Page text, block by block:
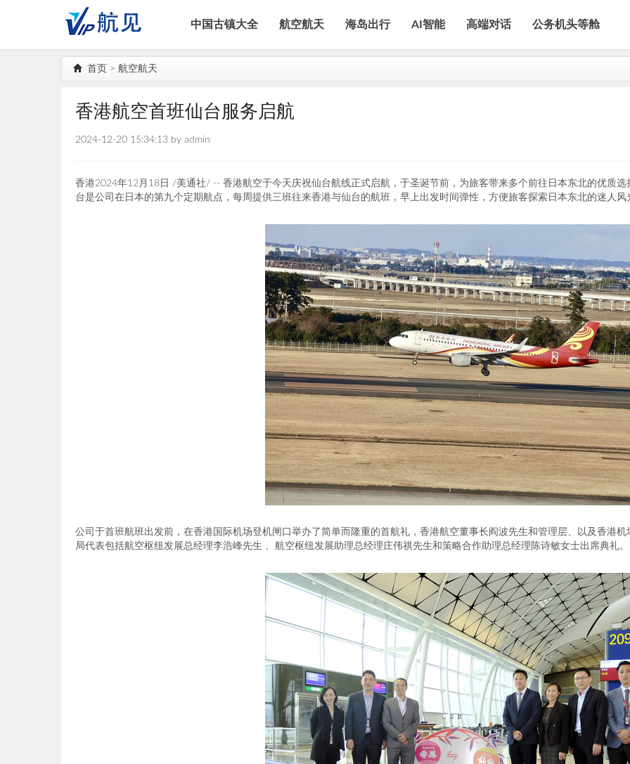
中国古镇大全 航空航天 海岛出行 AI智能 高端对话 公务机头等舱
首页 > 航空航天
香港航空首班仙台服务启航
2024-12-20 15:34:13 by admin
香港2024年12月18日 /美通社/ -- 香港航空于今天庆祝仙台航线正式启航，于圣诞节前，为旅客带来多个前往日本东北的优质选
台是公司在日本的第九个定期航点，每周提供三班往来香港与仙台的航班，早上出发时间弹性，方便旅客探索日本东北的迷人风
公司于首班航班出发前，在香港国际机场登机闸口举办了简单而隆重的首航礼，香港航空董事长阎波先生和管理层、以及香港机
局代表包括航空枢纽发展总经理李浩峰先生 、航空枢纽发展助理总经理庄伟祺先生和策略合作助理总经理陈诗敏女士出席典礼。